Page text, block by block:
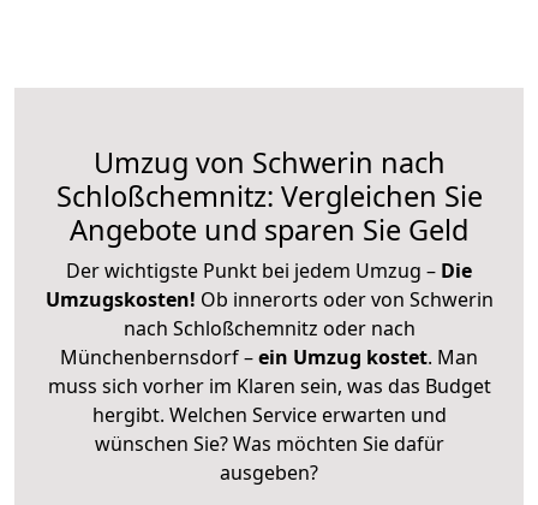
Umzug von Schwerin nach
Schloßchemnitz: Vergleichen Sie
Angebote und sparen Sie Geld
Der wichtigste Punkt bei jedem Umzug – Die
Umzugskosten! Ob innerorts oder von Schwerin
nach Schloßchemnitz oder nach
Münchenbernsdorf –ein Umzug kostet. Man
muss sich vorher im Klaren sein, was das Budget
hergibt. Welchen Service erwarten und
wünschen Sie? Was möchten Sie dafür
ausgeben?